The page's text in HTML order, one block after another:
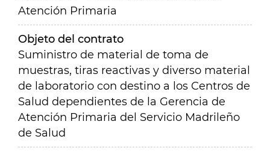
Atención Primaria
Objeto del contrato
Suministro de material de toma de
muestras, tiras reactivas y diverso material
de laboratorio con destino a los Centros de
Salud dependientes de la Gerencia de
Atención Primaria del Servicio Madrileño
de Salud